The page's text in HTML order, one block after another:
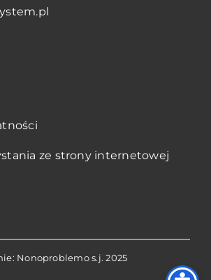
ze strony internetowej
Nonoproblemo s.j. 2025